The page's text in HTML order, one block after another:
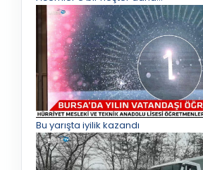
Bu yarışta iyilik kazandı